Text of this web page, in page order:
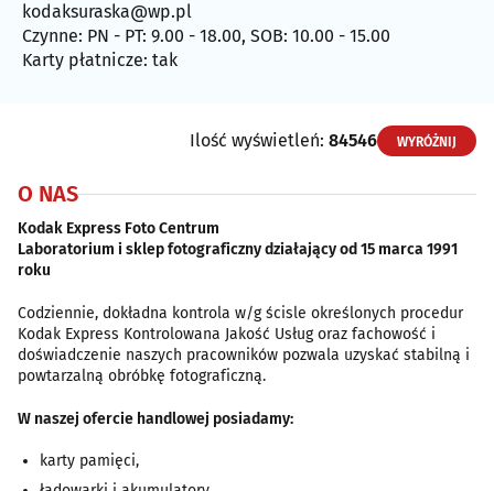
kodaksuraska@wp.pl
Czynne: PN - PT: 9.00 - 18.00, SOB: 10.00 - 15.00
Karty płatnicze: tak
Ilość wyświetleń: 84546 WYRÓŻNIJ
O NAS
Kodak Express Foto Centrum
Laboratorium i sklep fotograficzny działający od 15 marca 1991
roku
Codziennie, dokładna kontrola w/g ścisle określonych procedur
Kodak Express Kontrolowana Jakość Usług oraz fachowość i
doświadczenie naszych pracowników pozwala uzyskać stabilną i
powtarzalną obróbkę fotograficzną.
W naszej ofercie handlowej posiadamy:
karty pamięci,